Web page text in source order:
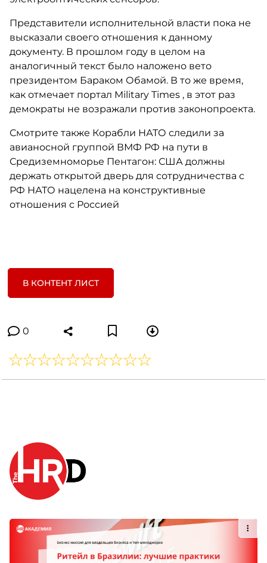
Представители исполнительной власти пока не
высказали своего отношения к данному
документу. В прошлом году в целом на
аналогичный текст было наложено вето
президентом Бараком Обамой. В то же время,
как отмечает портал Military Times , в этот раз
демократы не возражали против законопроекта.
Смотрите также Корабли НАТО следили за
авианосной группой ВМФ РФ на пути в
Средиземноморье Пентагон: США должны
держать открытой дверь для сотрудничества с
РФ НАТО нацелена на конструктивные
отношения с Россией
В КОНТЕНТ ЛИСТ
0